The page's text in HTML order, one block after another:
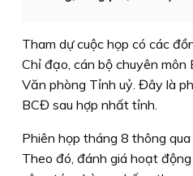
Tham dự cuộc họp có các
Chỉ đạo, cán bộ chuyên môn
Văn phòng Tỉnh uỷ. Đây là
BCĐ sau hợp nhất tỉnh.
Phiên họp tháng 8 thông
Theo đó, đánh giá hoạt